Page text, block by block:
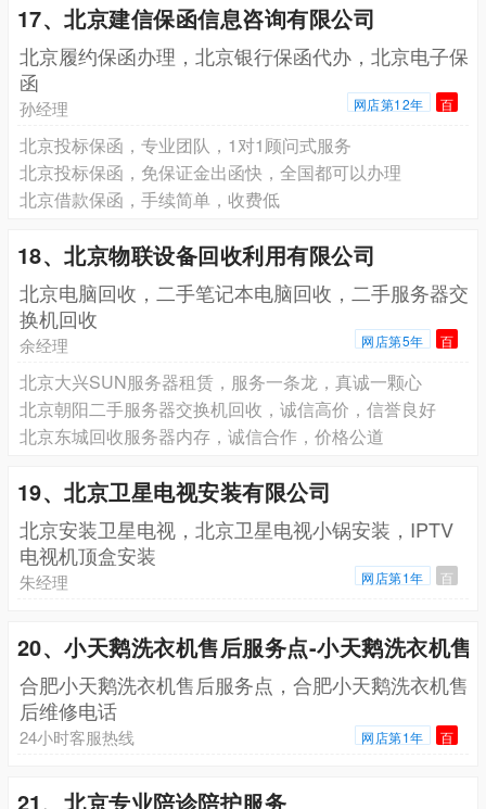
17、北京建信保函信息咨询有限公司
北京履约保函办理，北京银行保函代办，北京电子保
函
孙经理 网店第12年 百
北京投标保函，专业团队，1对1顾问式服务
北京投标保函，免保证金出函快，全国都可以办理
北京‌借款保函，手续简单，收费低
18、北京物联设备回收利用有限公司
北京电脑回收，二手笔记本电脑回收，二手服务器交
换机回收
余经理 网店第5年 百
北京大兴SUN服务器租赁，服务一条龙，真诚一颗心
北京朝阳二手服务器交换机回收，诚信高价，信誉良好
北京东城回收服务器内存，诚信合作，价格公道
19、北京卫星电视安装有限公司
北京安装卫星电视，北京卫星电视小锅安装，IPTV
电视机顶盒安装
朱经理 网店第1年 百
20、小天鹅洗衣机售后服务点-小天鹅洗衣机售
合肥小天鹅洗衣机售后服务点，合肥小天鹅洗衣机售
后维修电话
24小时客服热线 网店第1年 百
21、北京专业陪诊陪护服务